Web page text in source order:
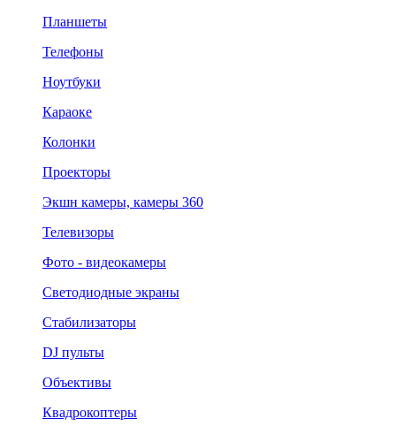
Планшеты
Телефоны
Ноутбуки
Караоке
Колонки
Проекторы
Экшн камеры, камеры 360
Телевизоры
Фото - видеокамеры
Светодиодные экраны
Стабилизаторы
DJ пульты
Объективы
Квадрокоптеры